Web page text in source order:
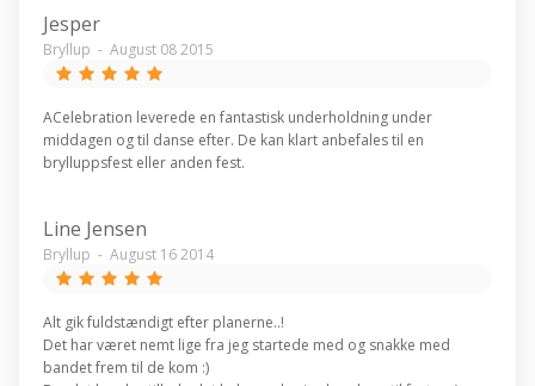
Jesper
Bryllup - August 08 2015
ACelebration leverede en fantastisk underholdning under
middagen og til danse efter. De kan klart anbefales til en
brylluppsfest eller anden fest.
Line Jensen
Bryllup - August 16 2014
Alt gik fuldstændigt efter planerne..!
Det har været nemt lige fra jeg startede med og snakke med
bandet frem til de kom :)